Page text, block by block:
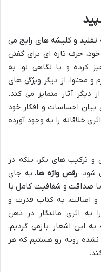
و کلیشه های رایج می
حرف تازه ای برای گفتن
کرده و با نگاهی نو، به
و محتوا، از دیگر ویژگی های
آثار متمایز می کند.
بیان احساسات و افکار خود
خلاقانه را به وجود آورده
و ترکیب های بکر، بلکه در
شود. رقص واژه ها، به جای
صداقت و شفافیت کامل با
اصالت، به کتاب قدرت و
به اثری ماندگار در ذهن
این اشعار بازمی گردیم،
روبه رو هستیم که هر